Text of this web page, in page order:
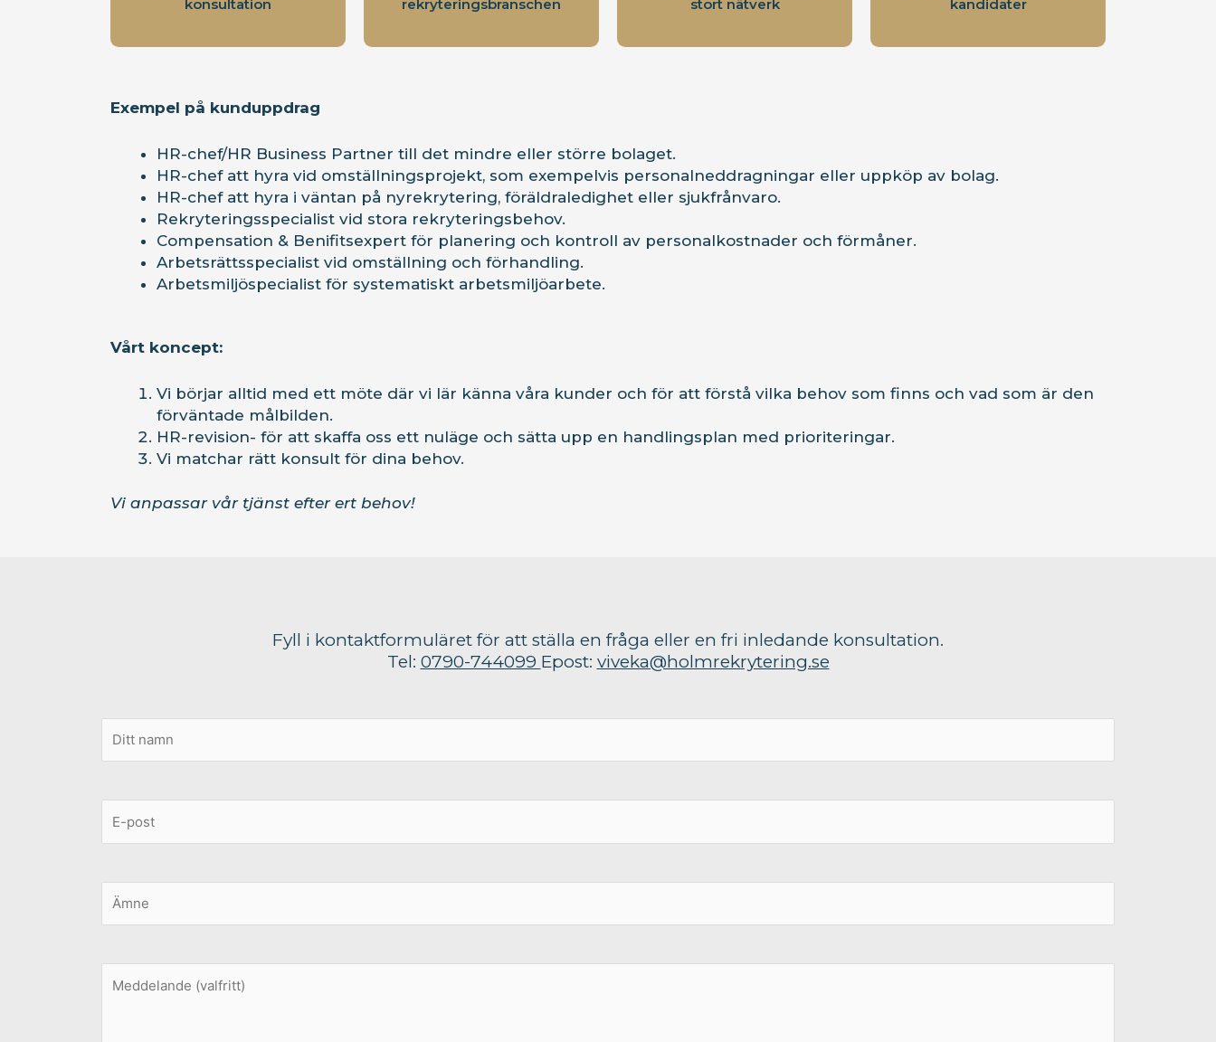
konsultation
rekryteringsbranschen
stort nätverk
kandidater
Exempel på kunduppdrag
HR-chef/HR Business Partner till det mindre eller större bolaget.
HR-chef att hyra vid omställningsprojekt, som exempelvis personalneddragningar eller uppköp av bolag.
HR-chef att hyra i väntan på nyrekrytering, föräldraledighet eller sjukfrånvaro.
Rekryteringsspecialist vid stora rekryteringsbehov.
Compensation & Benifitsexpert för planering och kontroll av personalkostnader och förmåner.
Arbetsrättsspecialist vid omställning och förhandling.
Arbetsmiljöspecialist för systematiskt arbetsmiljöarbete.
Vårt koncept:
Vi börjar alltid med ett möte där vi lär känna våra kunder och för att förstå vilka behov som finns och vad som är den
förväntade målbilden.
HR-revision- för att skaffa oss ett nuläge och sätta upp en handlingsplan med prioriteringar.
Vi matchar rätt konsult för dina behov.
Vi anpassar vår tjänst efter ert behov!
Fyll i kontaktformuläret för att ställa en fråga eller en fri inledande konsultation.
Tel: 0790-744099 Epost: viveka@holmrekrytering.se